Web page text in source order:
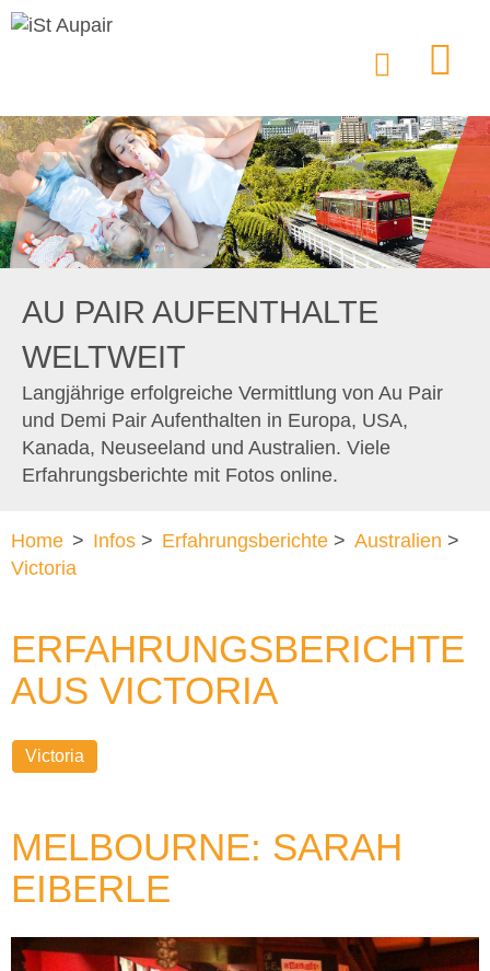
AU PAIR AUFENTHALTE
WELTWEIT
Langjährige erfolgreiche Vermittlung von Au Pair
und Demi Pair Aufenthalten in Europa, USA,
Kanada, Neuseeland und Australien. Viele
Erfahrungsberichte mit Fotos online.
Home > Infos > Erfahrungsberichte > Australien >
Victoria
ERFAHRUNGSBERICHTE
AUS VICTORIA
Victoria
MELBOURNE: SARAH
EIBERLE